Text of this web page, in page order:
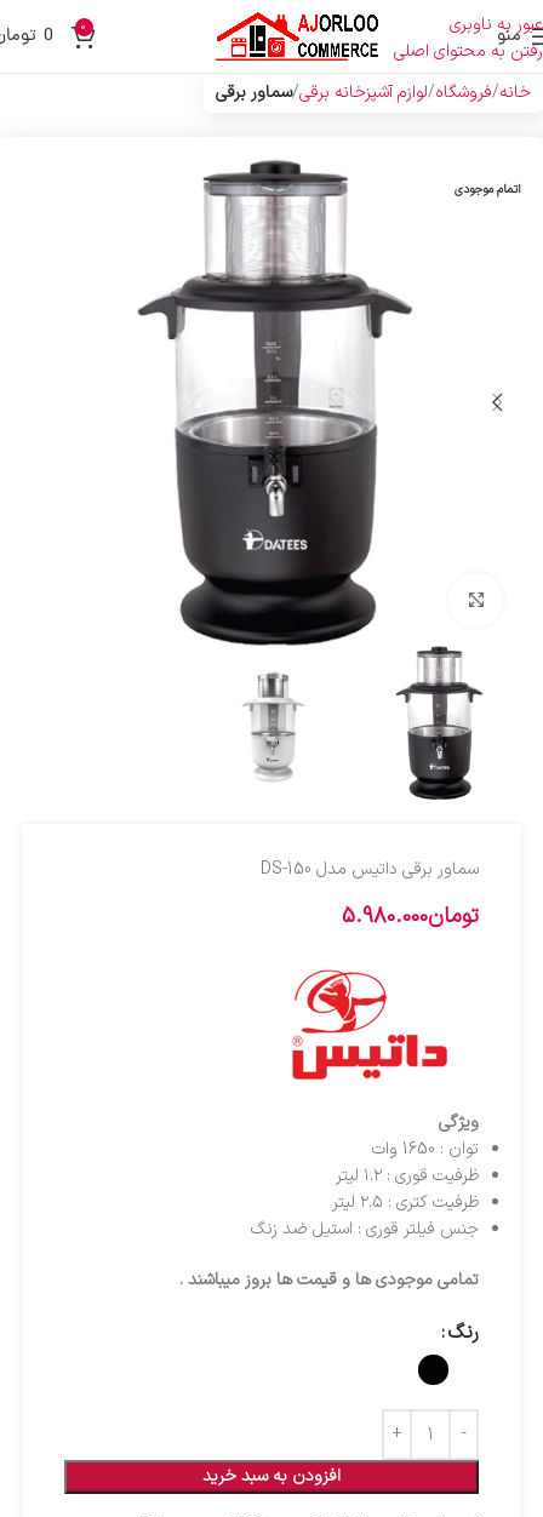
عبور به ناوبری
رفتن به محتوای اصلی
منو 0
0
خانه فروشگاه لوازم آشپزخانه برقی سماور برقی
اتمام موجودی
بزرگنمایی تصویر
سماور برقی داتیس مدل DS-150
تومان5.980.000
ویژگی
توان : 1650 وات
ظرفیت قوری : ۱.۲ لیتر
ظرفیت کتری​ : ۲.۵ لیتر
جنس فیلتر قوری : استیل ضد زنگ
تمامی موجودی ها و قیمت ها بروز میباشند .
رنگ
افزودن به سبد خرید